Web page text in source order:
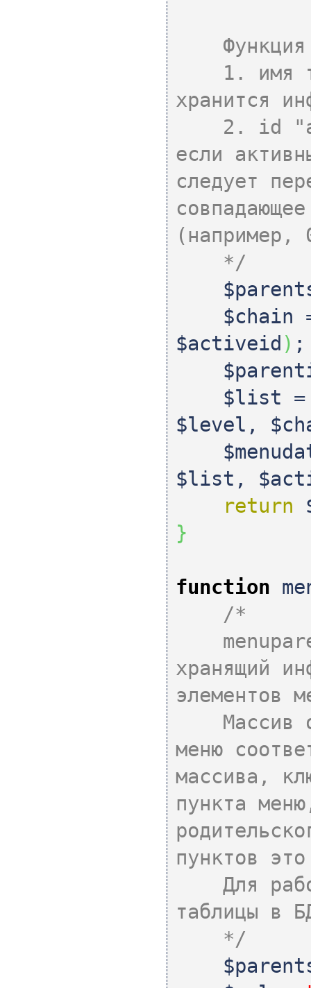
Функция
1. имя
хранится
2. id
если
следует
(например,
*/
$chain
$activeid ) ;
$list
$level ,
$list ,
return
}
function
/*
хранящий
элементов
Массив
меню
массива,
пункта
пунктов
Для
таблицы в
*/